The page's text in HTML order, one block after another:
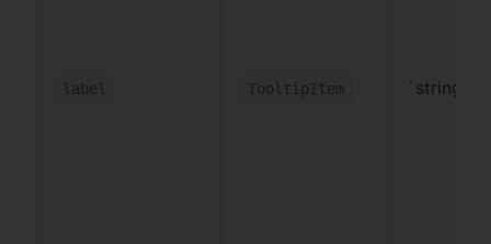
label TooltipItem `string